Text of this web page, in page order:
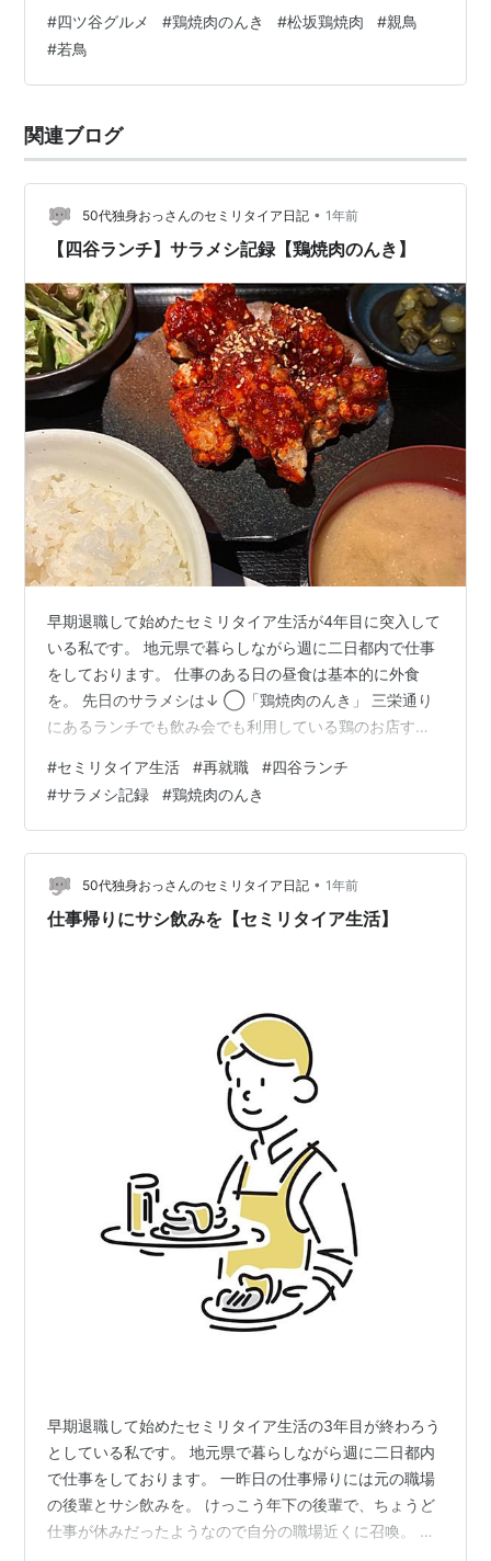
な味わい，親ももは噛みしめると旨味が出てきて，若も
もはその柔らかさが圧倒的といった感じです。味噌だれ
を絡めて焼いて，更にいただく際にも味噌だれを使うと
と思います。最後に若ももを塩でいただきましたがこれ
また味わいよく美味しくいただきました。 鶏焼肉のん…
#四ツ谷グルメ #鶏焼肉のんき #松坂鶏焼肉 #親鳥
#若鳥
関連ブログ
50代独身おっさんのセミリタイア日記 • 1年前
【四谷ランチ】サラメシ記録【鶏焼肉のんき】
早期退職して始めたセミリタイア生活が4年目に突入して
いる私です。 地元県で暮らしながら週に二日都内で仕事
をしております。 仕事のある日の昼食は基本的に外食
を。 先日のサラメシは↓ ◯「鶏焼肉のんき」 三栄通り
にあるランチでも飲み会でも利用している鶏のお店す。
ご飯が進みます。 930円也。 〈鶏唐揚げ定食〉 定番中の
定番。 しっかり味のついた小ぶりな唐揚げが良き。 880
円也。 〈油淋鶏定食〉 これも定番すね。 普通に美味
い。 930円也。 〈タルタルチキン南蛮定食〉 みんな大好
きタルタルソース。 最近は〈チキン南蛮〉の定義にうる
さい人いま…
#セミリタイア生活 #再就職 #四谷ランチ
#サラメシ記録 #鶏焼肉のんき
50代独身おっさんのセミリタイア日記 • 1年前
仕事帰りにサシ飲みを【セミリタイア生活】
早期退職して始めたセミリタイア生活の3年目が終わろう
としている私です。 地元県で暮らしながら週に二日都内
で仕事をしております。 一昨日の仕事帰りには元の職場
の後輩とサシ飲みを。 けっこう年下の後輩で、ちょうど
仕事が休みだったようなので自分の職場近くに召喚。 お